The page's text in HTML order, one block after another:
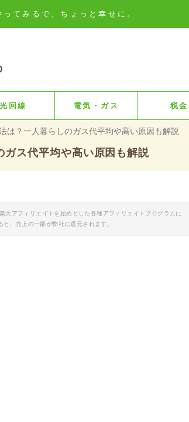
みるで、ちょっと幸せに。
光回線 電気・ガス 税金
は？一人暮らしのガス代平均や高い原因も解説
ガス代平均や高い原因も解説
アフィリエイトを始めとした各種アフィリエイトプログラムに
、売上の一部が弊社に還元されます。